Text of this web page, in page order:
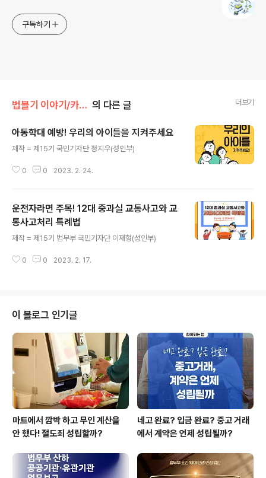
구독하기
법블기 이야기/카드로 본 법 의 다른 글 더보기
아동학대 예방! 우리의 아이들을 지켜주세요
제작 = 제15기 국민기자단 정지우(성인부)
0 0 2023. 2. 24.
운전자라면 주목! 12대 중과실 교통사고와 교
통사고처리 특례법
제작 = 제15기 법무부 국민기자단 이재형(성인부)
0 0 2023. 2. 17.
이 블로그 인기글
마트에서 깜박 하고 무인 계산을
안 했다! 절도죄 성립할까?
네고 완료? 입금 완료? 중고 거래
에서 계약은 언제 성립될까?